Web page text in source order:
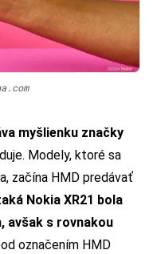
myšlienku značky
Modely, ktoré sa
začína HMD predávať
Nokia XR21 bola
avšak s rovnakou
označením HMD